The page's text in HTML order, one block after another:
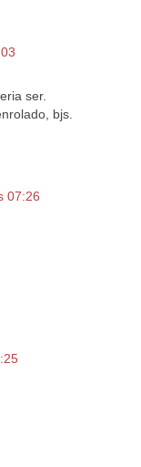
ser.
bjs.
07:26